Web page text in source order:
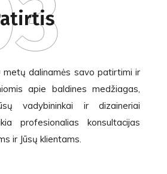
metų dalinamės savo patirtimi ir
apie baldines medžiagas,
vadybininkai ir dizaineriai
profesionalias konsultacijas
ir Jūsų klientams.